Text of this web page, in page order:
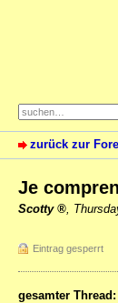
zurück zur
Je
Scotty
Eintrag gesperrt
gesamter Thread: